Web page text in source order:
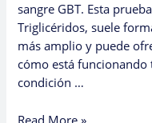
sangre GBT. Esta
Triglicéridos, suele
más amplio y puede
cómo está funcionando
condición …
Read More »